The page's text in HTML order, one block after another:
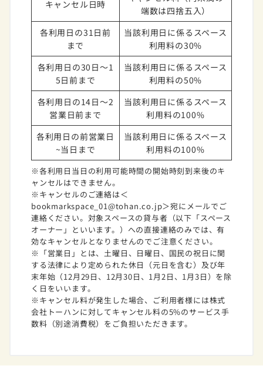
キャンセル日時
端数は四捨五入）
各利用日の31日前
まで
当該利用日に係るスペース
利用料の30%
各利用日の30日～1
5日前まで
当該利用日に係るスペース
利用料の50%
各利用日の14日～2
営業日前まで
当該利用日に係るスペース
利用料の100%
各利用日の前営業日
~当日まで
当該利用日に係るスペース
利用料の100%
※各利用日当日の利用可能時間の開始時刻到来後のキ
ャンセルはできません。
※キャンセルのご連絡は＜
bookmarkspace_01@tohan.co.jp＞宛にメールでご
連絡ください。対象スペースの貸与者（以下「スペース
オーナー」といいます。）への直接連絡のみでは、有
効なキャンセルとなりませんのでご注意ください。
※「営業日」とは、土曜日、日曜日、国民の祝日に関
する法律により定められた休日（元日を含む）及び年
末年始（12月29日、12月30日、1月2日、1月3日）を除
く日をいいます。
※キャンセル料が発生した場合、ご利用者様には株式
会社トーハンに対してキャンセル料の5%のサービス手
数料（別途消費税）をご負担いただきます。